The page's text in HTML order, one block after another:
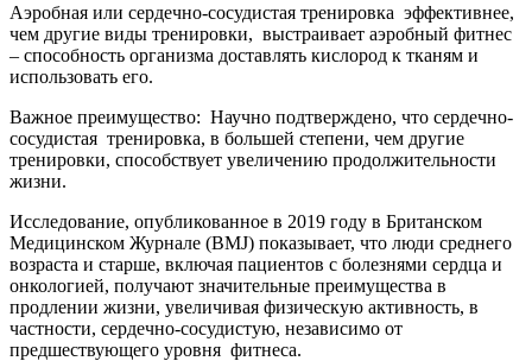
Аэробная или сердечно-сосудистая тренировка эффективнее,
чем другие виды тренировки, выстраивает аэробный фитнес
– способность организма доставлять кислород к тканям и
использова­ть его.
Важное преимущество: Научно подтверждено, что сердечно-
сосудистая тренировка, в большей степени, чем другие
тренировки, способствует увеличению продолжительности
жизни.
Исследование, опубликованное в 2019 году в Британском
Медицин­ском Журнале (BMJ) показывает, что люди средне­го
возраста и старше, включая пациентов с болезнями сердца и
онкологией, получают значительные преимущества в
продлении жизни, увеличивая физическую активность, в
частности, сердечно-сосудистую, независимо от
предшествующего уровня фитнеса.